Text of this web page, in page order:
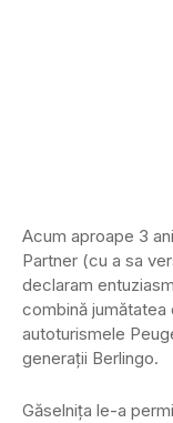
Acum aproape 3
Partner (cu a sa
declaram
combină
autoturismele
generații Berlingo.
Găselnița le-a